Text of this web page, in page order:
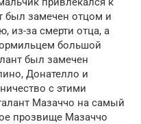
был замечен отцом и
из-за смерти отца, а
большой
был замечен
Донателло и
с этими
Мазаччо на самый
прозвище Мазаччо